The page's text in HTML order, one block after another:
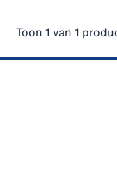
Toon 1 van 1